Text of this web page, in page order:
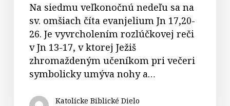
Na siedmu veľkonočnú nedeľu sa na
sv. omšiach číta evanjelium Jn 17,20-
26. Je vyvrcholením rozlúčkovej reči
v Jn 13-17, v ktorej Ježiš
zhromaždeným učeníkom pri večeri
symbolicky umýva nohy a…
Katolícke Biblické Dielo